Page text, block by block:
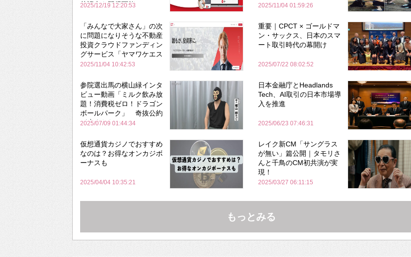
英語力を習得可能に
2025/12/19 12:20:53 2025/11/04 01:59:26
「みんなで大家さん」の次
に問題になりそうな不動産
投資クラウドファンディン
グサービス「ヤマワケエス
テート」
2025/11/04 10:42:53
重要｜CPCT × ゴールドマ
ン・サックス、日本のスマ
ート取引時代の幕開け
2025/07/22 08:02:52
参院選出馬の横山緑インタ
ビュー動画「ミルク飲み放
題！消費税ゼロ！ドラゴン
ボールパーク」 奇抜公約
が止まらない
2025/07/09 01:44:34
日本金融庁とHeadlands
Tech、AI取引の日本市場導
入を推進
2025/06/23 07:46:31
仮想通貨カジノでおすすめ
なのは？お得なオンカジボ
ーナスも
2025/04/04 10:35:21
レイク新CM「サングラス
が無い」篇公開｜タモリさ
んと千鳥のCM初共演が実
現！
2025/03/27 06:11:15
もっとみる